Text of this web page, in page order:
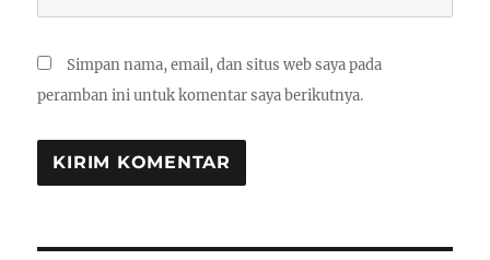
Simpan nama, email, dan situs web saya pada
peramban ini untuk komentar saya berikutnya.